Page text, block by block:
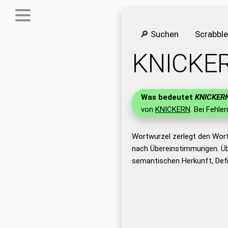
🔎 Suchen
Was bedeutet
von KNICKERN. Bei
Wortwurzel zerlegt den
nach Übereinstimmungen.
semantischen Herkunft,